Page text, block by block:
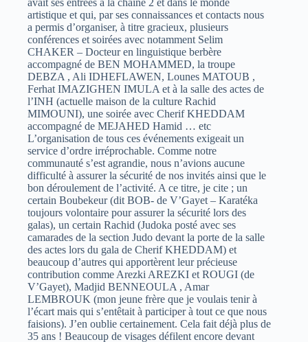
avait ses entrées à la chaine 2 et dans le monde
artistique et qui, par ses connaissances et contacts nous
a permis d’organiser, à titre gracieux, plusieurs
conférences et soirées avec notamment Selim
CHAKER – Docteur en linguistique berbère
accompagné de BEN MOHAMMED, la troupe
DEBZA , Ali IDHEFLAWEN, Lounes MATOUB ,
Ferhat IMAZIGHEN IMULA et à la salle des actes de
l’INH (actuelle maison de la culture Rachid
MIMOUNI), une soirée avec Cherif KHEDDAM
accompagné de MEJAHED Hamid … etc
L’organisation de tous ces événements exigeait un
service d’ordre irréprochable. Comme notre
communauté s’est agrandie, nous n’avions aucune
difficulté à assurer la sécurité de nos invités ainsi que le
bon déroulement de l’activité. A ce titre, je cite ; un
certain Boubekeur (dit BOB- de V’Gayet – Karatéka
toujours volontaire pour assurer la sécurité lors des
galas), un certain Rachid (Judoka posté avec ses
camarades de la section Judo devant la porte de la salle
des actes lors du gala de Cherif KHEDDAM) et
beaucoup d’autres qui apportèrent leur précieuse
contribution comme Arezki AREZKI et ROUGI (de
V’Gayet), Madjid BENNEOULA , Amar
LEMBROUK (mon jeune frère que je voulais tenir à
l’écart mais qui s’entêtait à participer à tout ce que nous
faisions). J’en oublie certainement. Cela fait déjà plus de
35 ans ! Beaucoup de visages défilent encore devant